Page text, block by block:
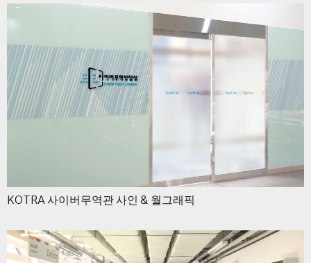
KOTRA 사이버무역관 사인 & 월그래픽